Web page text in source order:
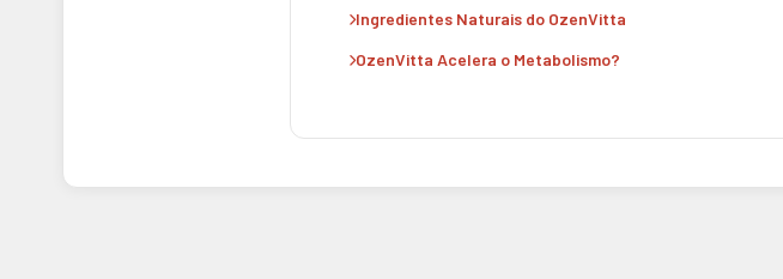
Ingredientes Naturais do OzenVitta
OzenVitta Acelera o Metabolismo?